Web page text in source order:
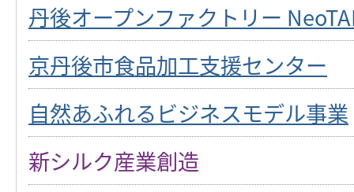
丹後オープンファクトリー
京丹後市食品加工支援センター
自然あふれるビジネスモデル事業
新シルク産業創造